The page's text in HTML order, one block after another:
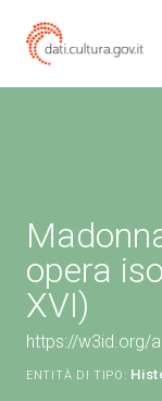
opera
XVI)
https://w3id.org/
ENTITÀ DI TIPO: